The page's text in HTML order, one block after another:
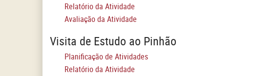
Relatório da Atividade
Avaliação da Atividade
Visita de Estudo ao Pinhão
Planificação de Atividades
Relatório da Atividade